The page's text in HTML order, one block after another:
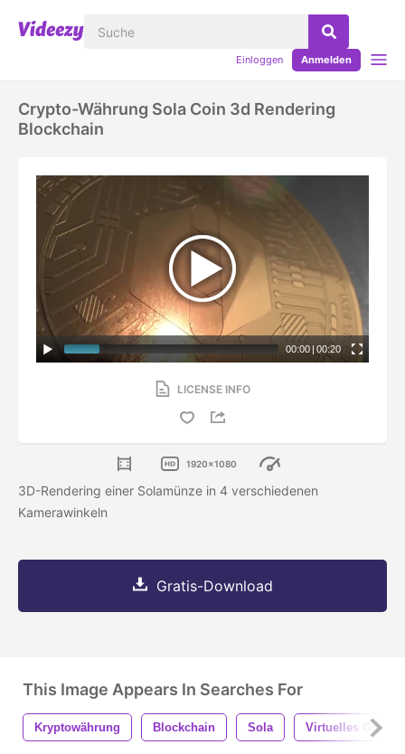
Einloggen Anmelden
Crypto-Währung Sola Coin 3d Rendering
Blockchain
00:00 | 00:20
LICENSE INFO
1920x1080
3D-Rendering einer Solamünze in 4 verschiedenen
Kamerawinkeln
Gratis-Download
This Image Appears In Searches For
Kryptowährung Blockchain Sola Virtuelles